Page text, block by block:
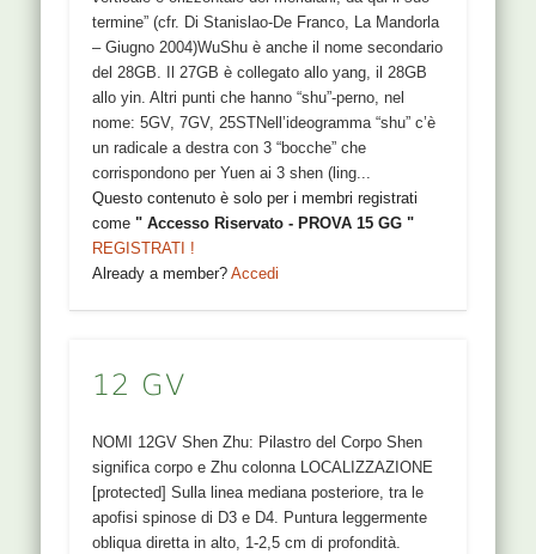
termine” (cfr. Di Stanislao-De Franco, La Mandorla
– Giugno 2004)WuShu è anche il nome secondario
del 28GB. Il 27GB è collegato allo yang, il 28GB
allo yin. Altri punti che hanno “shu”-perno, nel
nome: 5GV, 7GV, 25STNell’ideogramma “shu” c’è
un radicale a destra con 3 “bocche” che
corrispondono per Yuen ai 3 shen (ling...
Questo contenuto è solo per i membri registrati
come" Accesso Riservato - PROVA 15 GG "
REGISTRATI !
Already a member?Accedi
12 GV
NOMI 12GV Shen Zhu: Pilastro del Corpo Shen
significa corpo e Zhu colonna LOCALIZZAZIONE
[protected] Sulla linea mediana posteriore, tra le
apofisi spinose di D3 e D4. Puntura leggermente
obliqua diretta in alto, 1-2,5 cm di profondità.